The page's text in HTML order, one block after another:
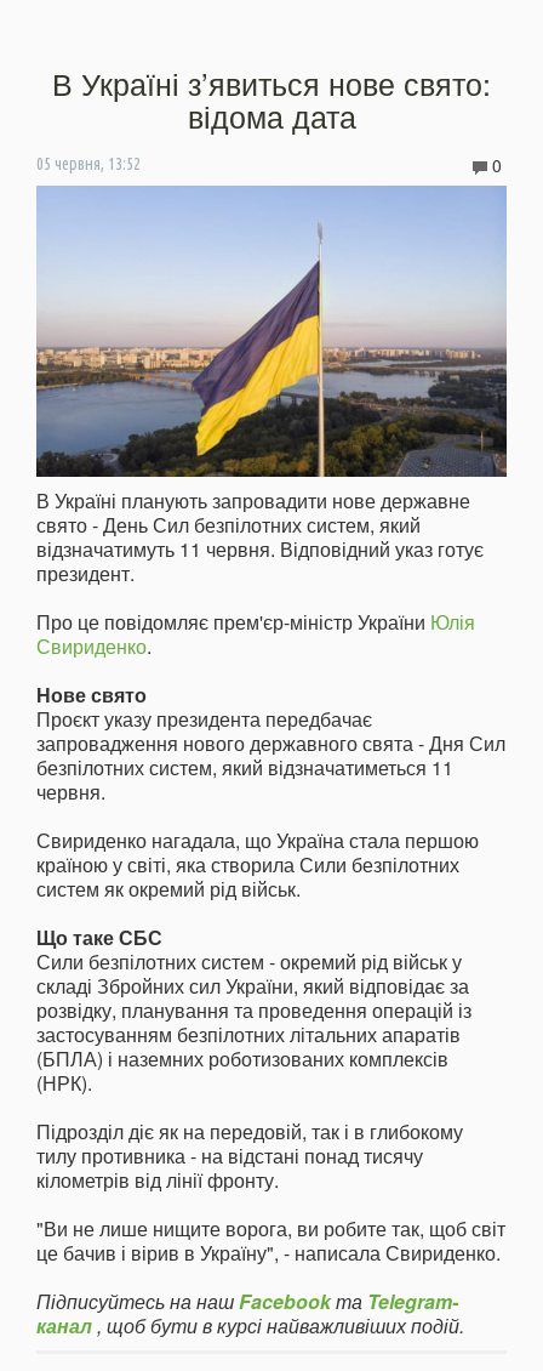
В Україні з’явиться нове свято:
відома дата
05 червня, 13:52 0
В Україні планують запровадити нове державне
свято - День Сил безпілотних систем, який
відзначатимуть 11 червня. Відповідний указ готує
президент.
Про це повідомляє прем'єр-міністр України Юлія
Свириденко.
Нове свято
Проєкт указу президента передбачає
запровадження нового державного свята - Дня Сил
безпілотних систем, який відзначатиметься 11
червня.
Свириденко нагадала, що Україна стала першою
країною у світі, яка створила Сили безпілотних
систем як окремий рід військ.
Що таке СБС
Сили безпілотних систем - окремий рід військ у
складі Збройних сил України, який відповідає за
розвідку, планування та проведення операцій із
застосуванням безпілотних літальних апаратів
(БПЛА) і наземних роботизованих комплексів
(НРК).
Підрозділ діє як на передовій, так і в глибокому
тилу противника - на відстані понад тисячу
кілометрів від лінії фронту.
"Ви не лише нищите ворога, ви робите так, щоб світ
це бачив і вірив в Україну", - написала Свириденко.
Підписуйтесь на нашFacebookта Telegram-
канал, щоб бути в курсі найважливіших подій.